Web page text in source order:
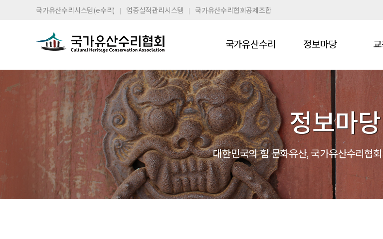
국가유산수리시스템(e수리) 업종실적관리시스템 국가유산수리협회공제조합
국가유산수리 정보마당
정보마당
대한민국의 힘 문화유산,국가유산수리협